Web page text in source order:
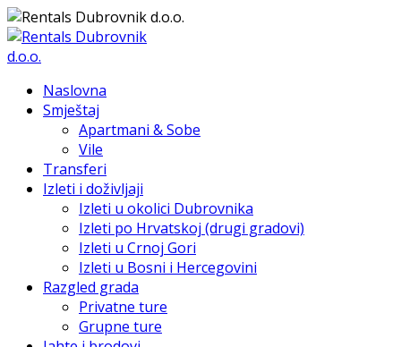
Naslovna
Smještaj
Apartmani & Sobe
Vile
Transferi
Izleti i doživljaji
Izleti u okolici Dubrovnika
Izleti po Hrvatskoj (drugi gradovi)
Izleti u Crnoj Gori
Izleti u Bosni i Hercegovini
Razgled grada
Privatne ture
Grupne ture